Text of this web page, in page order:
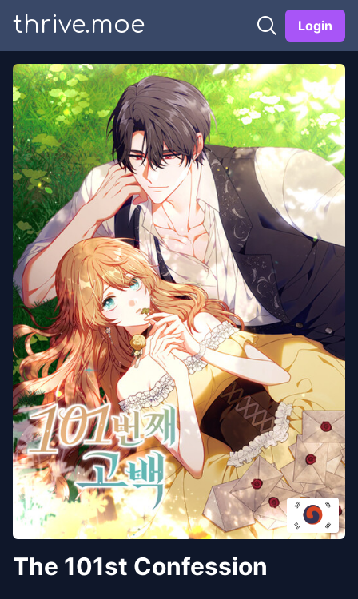
thrive.moe Login
The 101st Confession